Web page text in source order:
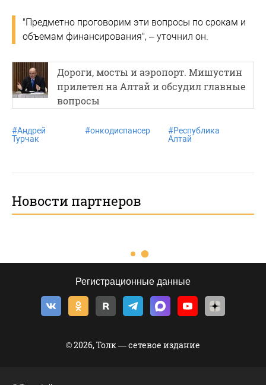
"Предметно проговорим эти вопросы по срокам и
объемам финансирования", – уточнил он.
Дороги, мосты и аэропорт. Мишустин
прилетел на Алтай и обсудил главные
вопросы
#Андрей
Турчак
#онкодиспансер #Республика
Алтай
Новости партнеров
Регистрационные данные
© 2026, Толк — сетевое издание